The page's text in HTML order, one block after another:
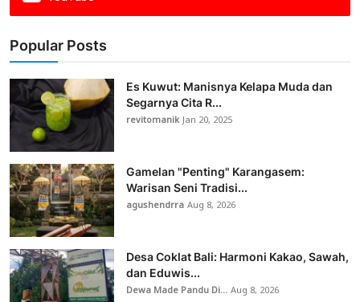
Popular Posts
Es Kuwut: Manisnya Kelapa Muda dan
Segarnya Cita R...
revitomanikJan 20, 2025
Gamelan "Penting" Karangasem:
Warisan Seni Tradisi...
agushendrraAug 8, 2026
Desa Coklat Bali: Harmoni Kakao, Sawah,
dan Eduwis...
Dewa Made Pandu Di...Aug 8, 2026